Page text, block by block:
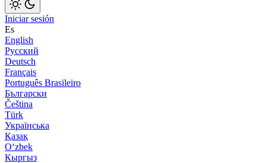
Iniciar sesión
Es
English
Русский
Deutsch
Français
Português Brasileiro
Български
Čeština
Türk
Українська
Қазақ
Оʻzbek
Кыргыз